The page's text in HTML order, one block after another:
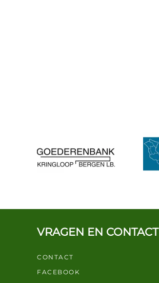
VRAGEN EN CONTACT
CONTACT
FACEBOOK